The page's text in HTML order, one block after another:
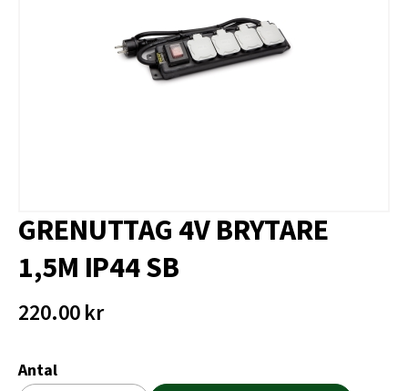
GRENUTTAG 4V BRYTARE
1,5M IP44 SB
220.00kr
Antal